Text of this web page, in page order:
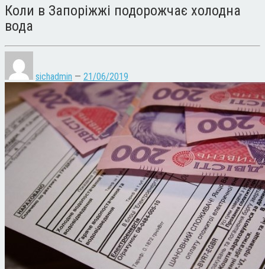
Коли в Запоріжжі подорожчає холодна
вода
sichadmin — 21/06/2019